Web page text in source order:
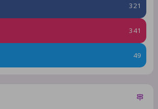
321
341
49